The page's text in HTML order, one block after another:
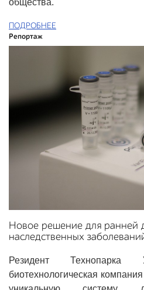
общества.
ПОДРОБНЕЕ
Репортаж
Новое решение для ранней
наследственных
Резидент Технопарка
биотехнологическая